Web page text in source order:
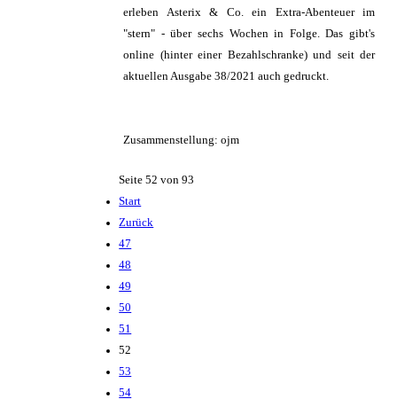
erleben Asterix & Co. ein Extra-Abenteuer im
"stern" - über sechs Wochen in Folge. Das gibt's
online (hinter einer Bezahlschranke) und seit der
aktuellen Ausgabe 38/2021 auch gedruckt.
Zusammenstellung: ojm
Seite 52 von 93
Start
Zurück
47
48
49
50
51
52
53
54